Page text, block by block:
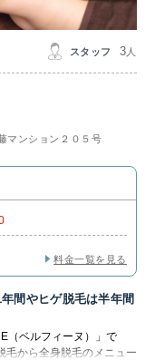
スタッフ 3 人
マンション２０５号
料金一覧を見る
間やヒゲ脱毛は半年間
（ベルフィーヌ）」で
毛から全身脱毛のメニュー